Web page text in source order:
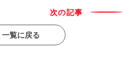
次の記事
一覧に戻る